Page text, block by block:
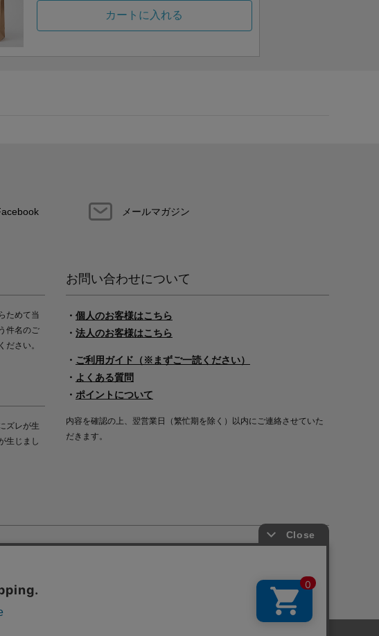
カートに入れる
メールマガジン
ためて当
件名のご
さい。
ズレが生
生じまし
お問い合わせについて
・ 個人のお客様はこちら
・ 法人のお客様はこちら
・ ご利用ガイド（※まずご一読ください）
・ よくある質問
・ ポイントについて
内容を確認の上、翌営業日（繁忙期を除く）以内にご連絡させていた
だきます。